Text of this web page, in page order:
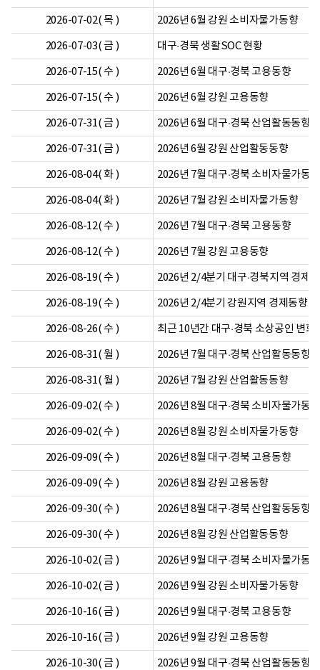
2026-07-02( 목 ) 2026년 6월 강원 소비자물가동향
2026-07-03( 금 ) 대구·경북 생활SOC 현황
2026-07-15( 수 ) 2026년 6월 대구·경북 고용동향
2026-07-15( 수 ) 2026년 6월 강원 고용동향
2026-07-31( 금 ) 2026년 6월 대구·경북 산업활동동향
2026-07-31( 금 ) 2026년 6월 강원 산업활동동향
2026-08-04( 화 ) 2026년 7월 대구·경북 소비자물가동향
2026-08-04( 화 ) 2026년 7월 강원 소비자물가동향
2026-08-12( 수 ) 2026년 7월 대구·경북 고용동향
2026-08-12( 수 ) 2026년 7월 강원 고용동향
2026-08-19( 수 ) 2026년 2/4분기 대구·경북지역 경제
2026-08-19( 수 ) 2026년 2/4분기 강원지역 경제동향
2026-08-26( 수 ) 최근 10년간 대구·경북 소상공인 변화
2026-08-31( 월 ) 2026년 7월 대구·경북 산업활동동향
2026-08-31( 월 ) 2026년 7월 강원 산업활동동향
2026-09-02( 수 ) 2026년 8월 대구·경북 소비자물가동향
2026-09-02( 수 ) 2026년 8월 강원 소비자물가동향
2026-09-09( 수 ) 2026년 8월 대구·경북 고용동향
2026-09-09( 수 ) 2026년 8월 강원 고용동향
2026-09-30( 수 ) 2026년 8월 대구·경북 산업활동동향
2026-09-30( 수 ) 2026년 8월 강원 산업활동동향
2026-10-02( 금 ) 2026년 9월 대구·경북 소비자물가동향
2026-10-02( 금 ) 2026년 9월 강원 소비자물가동향
2026-10-16( 금 ) 2026년 9월 대구·경북 고용동향
2026-10-16( 금 ) 2026년 9월 강원 고용동향
2026-10-30( 금 ) 2026년 9월 대구·경북 산업활동동향